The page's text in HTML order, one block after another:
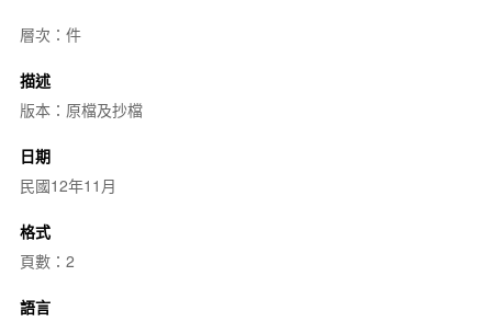
層次：件
描述
版本：原檔及抄檔
日期
民國12年11月
格式
頁數：2
語言